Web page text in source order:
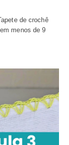
de crochê
menos de 9